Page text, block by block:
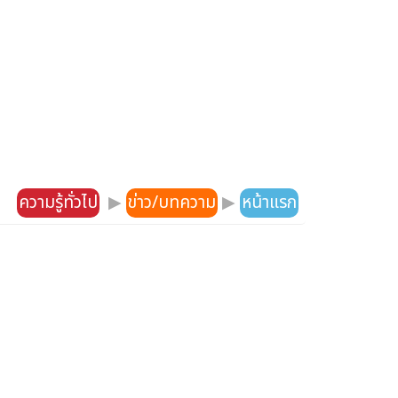
ความรู้ทั่วไป ▶ ข่าว/บทความ ▶ หน้าแรก